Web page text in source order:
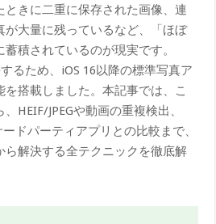
ときに二重に保存された画像、連
が大量に残っているなど、「ほぼ
積されているのが現実です。
るため、iOS 16以降の標準写真ア
搭載しました。本記事では、こ
HEIF/JPEGや動画の重複検出、
ドパーティアプリとの比較まで、
ら解決する全テクニックを徹底解